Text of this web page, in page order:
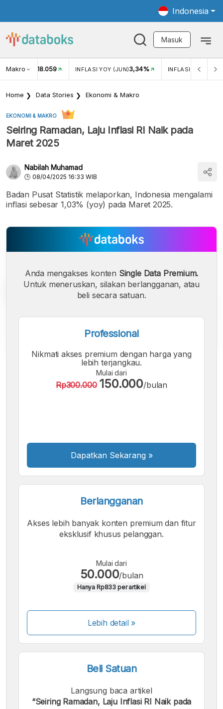
Indonesia
Masuk
Makro
USD/IDR 18.059 INFLASI YOY (JUN)3,34% INFLASI MOM
Home Data Stories Ekonomi & Makro
EKONOMI & MAKRO
Seiring Ramadan, Laju Inflasi RI Naik pada
Maret 2025
Nabilah Muhamad
08/04/2025 16:33 WIB
Badan Pusat Statistik melaporkan, Indonesia mengalami
inflasi sebesar 1,03% (yoy) pada Maret 2025.
Font
Kecil
A
FontFont
Anda mengakses konten Single Data Premium.
Untuk meneruskan, silakan berlangganan, atau
beli secara satuan.
Professional
Nikmati akses premium dengan harga yang
lebih terjangkau.
Mulai dari
Rp300.000 150.000/bulan
Dapatkan Sekarang »
Berlangganan
Akses lebih banyak konten premium dan fitur
eksklusif khusus pelanggan.
Mulai dari
50.000/bulan
Hanya Rp833 per artikel
Lebih detail »
Beli Satuan
Langsung baca artikel
“Seiring Ramadan, Laju Inflasi RI Naik pada